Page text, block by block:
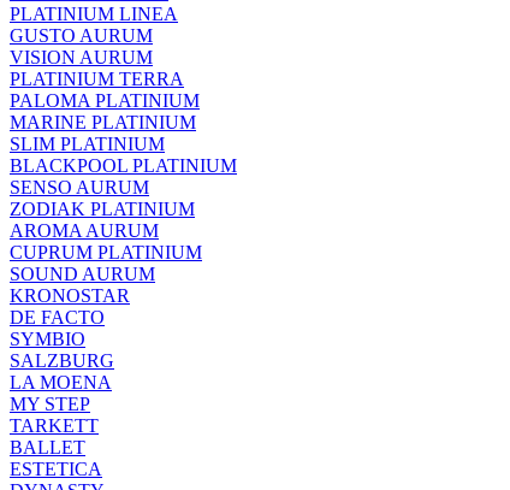
PLATINIUM LINEA
GUSTO AURUM
VISION AURUM
PLATINIUM TERRA
PALOMA PLATINIUM
MARINE PLATINIUM
SLIM PLATINIUM
BLACKPOOL PLATINIUM
SENSO AURUM
ZODIAK PLATINIUM
AROMA AURUM
CUPRUM PLATINIUM
SOUND AURUM
KRONOSTAR
DE FACTO
SYMBIO
SALZBURG
LA MOENA
MY STEP
TARKETT
BALLET
ESTETICA